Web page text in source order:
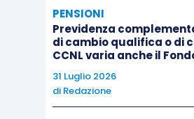
PENSIONI
Previdenza
di cambio qualifica o di
CCNL varia anche il
31 Luglio 2026
di Redazione